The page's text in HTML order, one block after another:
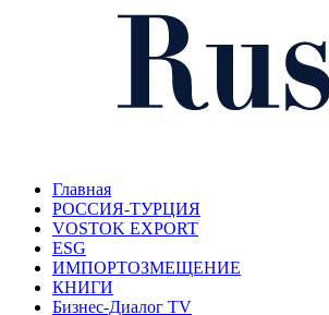
Главная
РОССИЯ-ТУРЦИЯ
VOSTOK EXPORT
ESG
ИМПОРТОЗМЕЩЕНИЕ
КНИГИ
Бизнес-Диалог TV